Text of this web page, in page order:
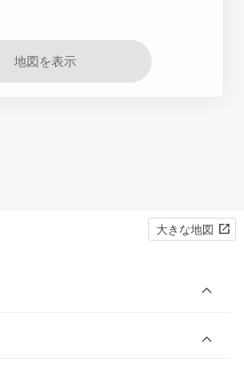
地図を表示
大きな地図